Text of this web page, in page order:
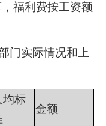
福利费按工资额
门实际情况和上
均标
金额